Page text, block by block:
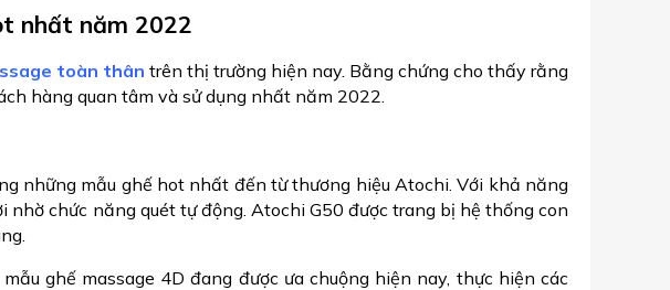
nhất năm 2022
toàn thân trên thị trường hiện nay. Bằng chứng cho thấy rằng
hàng quan tâm và sử dụng nhất năm 2022.
những mẫu ghế hot nhất đến từ thương hiệu Atochi. Với khả năng
chức năng quét tự động. Atochi G50 được trang bị hệ thống con
ghế massage 4D đang được ưa chuộng hiện nay, thực hiện các